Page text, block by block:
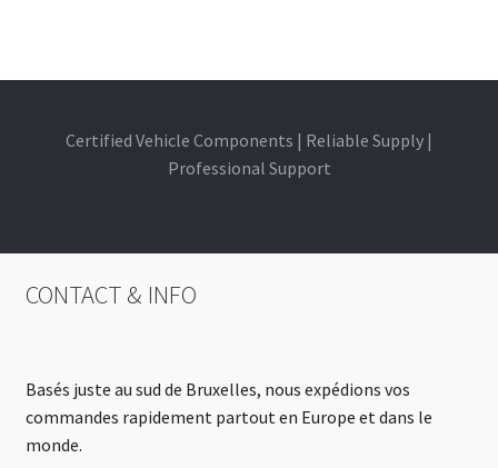
Certified Vehicle Components | Reliable Supply |
Professional Support
CONTACT & INFO
Basés juste au sud de Bruxelles, nous expédions vos
commandes rapidement partout en Europe et dans le
monde.